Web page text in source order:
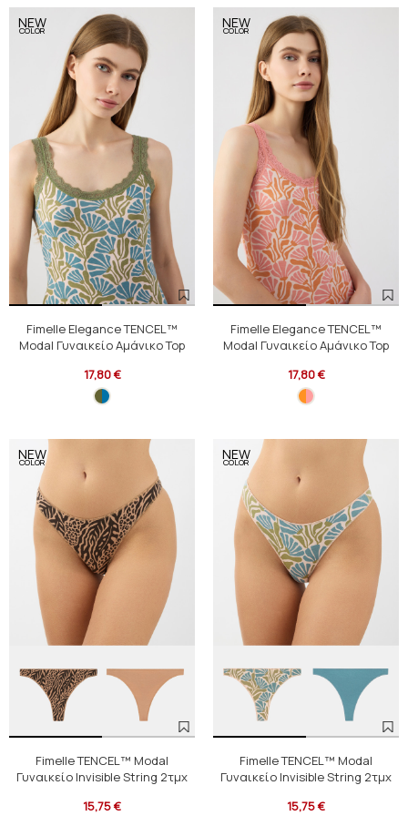
NEW
COLOR
Fimelle Elegance TENCEL™
Modal Γυναικείο Αμάνικο Top
17,80 €
NEW
COLOR
Fimelle Elegance TENCEL™
Modal Γυναικείο Αμάνικο Top
17,80 €
NEW
COLOR
Fimelle TENCEL™ Modal
Γυναικείο Invisible String 2τμχ
15,75 €
NEW
COLOR
Fimelle TENCEL™ Modal
Γυναικείο Invisible String 2τμχ
15,75 €